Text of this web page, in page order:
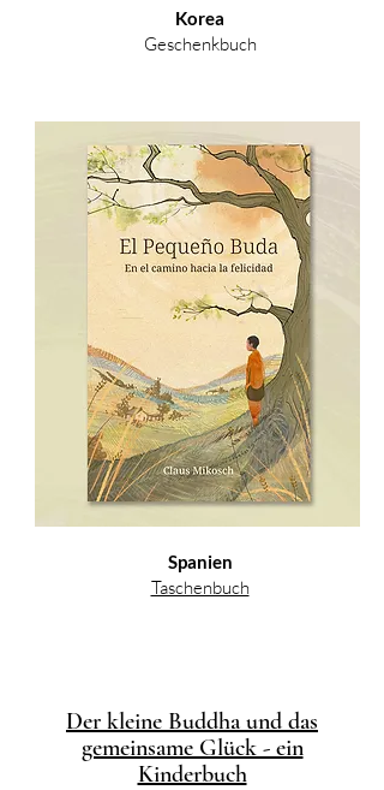
Korea
Geschenkbuch
Spanien
Taschenbuch
Der kleine Buddha und das
gemeinsame Glück - ein
Kinderbuch